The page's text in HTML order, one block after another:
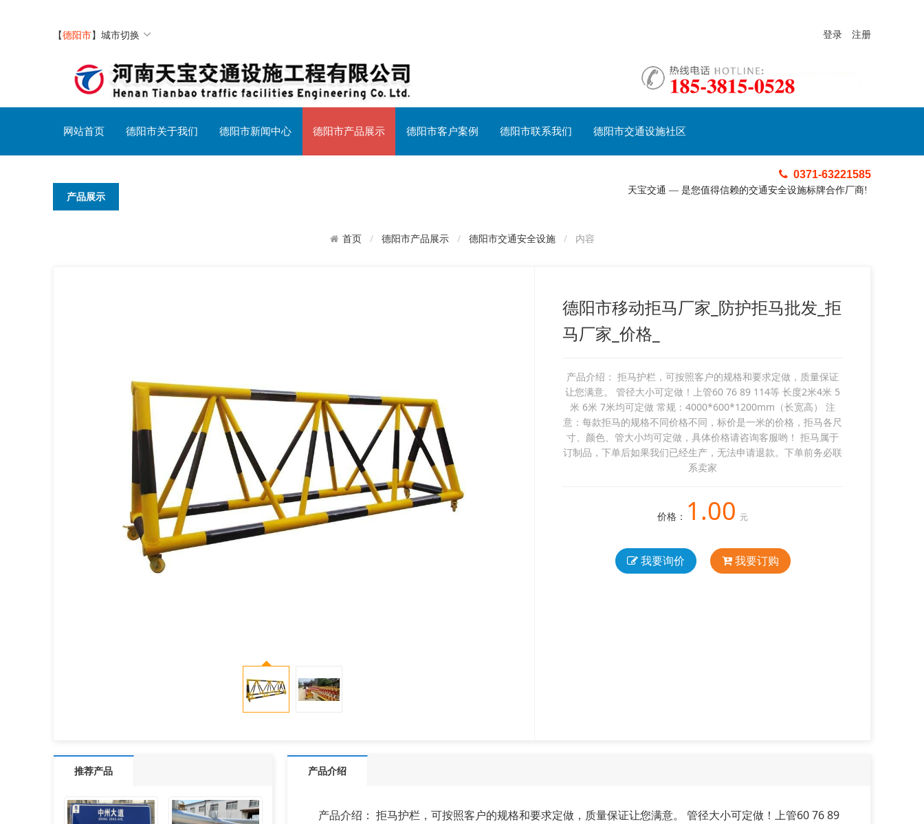
【德阳市】 城市切换 登录 注册
网站首页 德阳市关于我们 德阳市新闻中心 德阳市产品展示 德阳市客户案例 德阳市联系我们 德阳市交通设施社区
产品展示
0371-63221585
天宝交通 — 是您值得信赖的交通安全设施标牌合作厂商!
首页 德阳市产品展示 德阳市交通安全设施 内容
德阳市移动拒马厂家_防护拒马批发_拒
马厂家_价格_
产品介绍： 拒马护栏，可按照客户的规格和要求定做，质量保证
让您满意。 管径大小可定做！上管60 76 89 114等 长度2米4米 5
米 6米 7米均可定做 常规：4000*600*1200mm（长宽高） 注
意：每款拒马的规格不同价格不同，标价是一米的价格，拒马各尺
寸、颜色、管大小均可定做，具体价格请咨询客服哟！ 拒马属于
订制品，下单后如果我们已经生产，无法申请退款。下单前务必联
系卖家
价格： 1.00 元
我要询价 我要订购
推荐产品 产品介绍
产品介绍： 拒马护栏，可按照客户的规格和要求定做，质量保证让您满意。 管径大小可定做！上管60 76 89